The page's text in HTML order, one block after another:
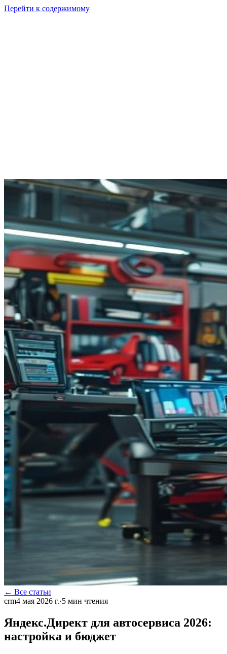
Перейти к содержимому
← Все статьи
crm4 мая 2026 г.·5 мин чтения
Яндекс.Директ для автосервиса 2026:
настройка и бюджет